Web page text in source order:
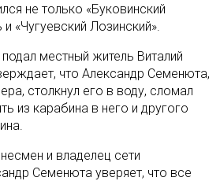
не только «Буковинский
«Чугуевский Лозинский».
местный житель Виталий
что Александр Семенюта,
столкнул его в воду, сломал
из карабина в него и другого
и владелец сети
Семенюта уверяет, что все